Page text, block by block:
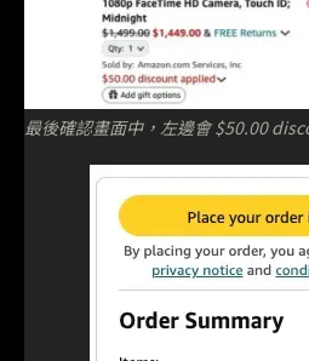
最後確認畫面中，左邊會 $50.00